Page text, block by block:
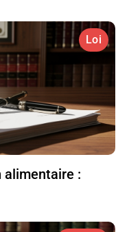
Loi
alimentaire :